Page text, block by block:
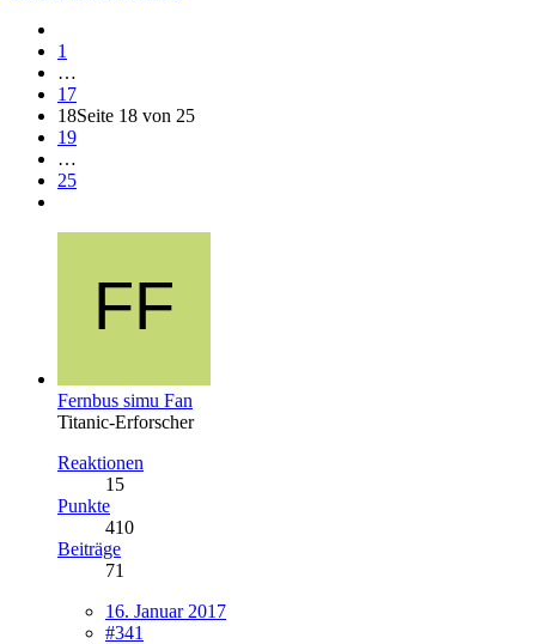
1
…
17
18Seite 18 von 25
19
…
25
Fernbus simu Fan
Titanic-Erforscher
Reaktionen
15
Punkte
410
Beiträge
71
16. Januar 2017
#341